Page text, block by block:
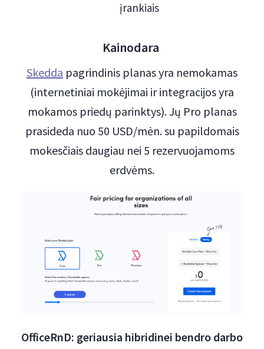
įrankiais
Kainodara
Skedda pagrindinis planas yra nemokamas
(internetiniai mokėjimai ir integracijos yra
mokamos priedų parinktys). Jų Pro planas
prasideda nuo 50 USD/mėn. su papildomais
mokesčiais daugiau nei 5 rezervuojamoms
erdvėms.
OfficeRnD: geriausia hibridinei bendro darbo